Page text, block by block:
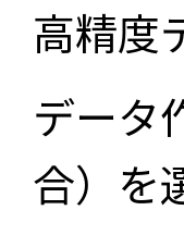
高精度
データ
合）を